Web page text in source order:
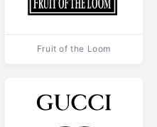
Fruit of the Loom